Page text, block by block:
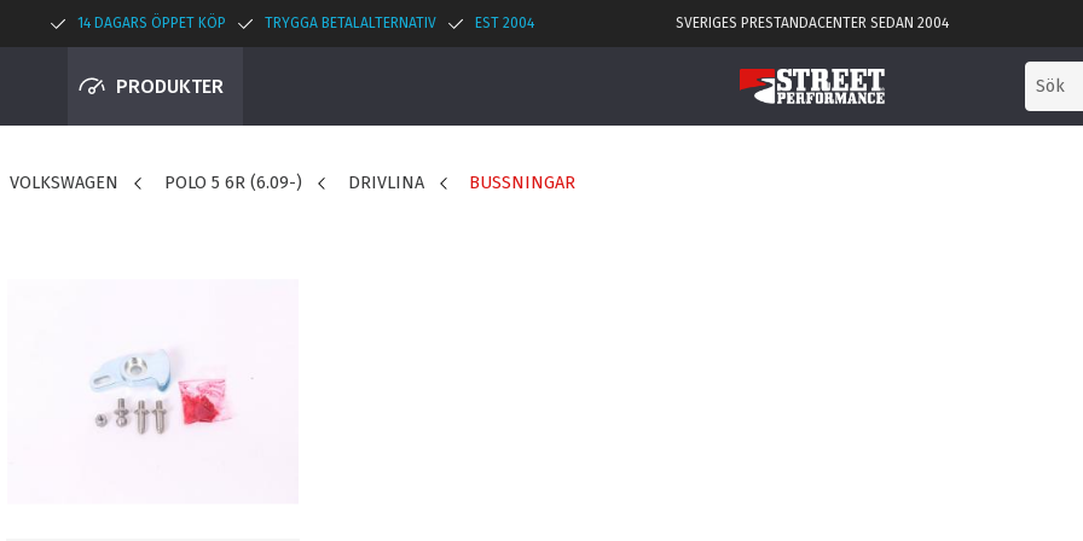
14 DAGARS ÖPPET KÖP TRYGGA BETALALTERNATIV EST 2004 SVERIGES PRESTANDACENTER SEDAN 2004
PRODUKTER
VOLKSWAGEN POLO 5 6R (6.09-) DRIVLINA BUSSNINGAR